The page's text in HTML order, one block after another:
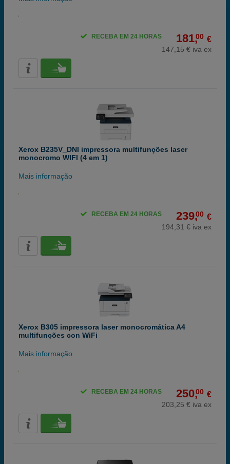
181,00 €
147,15 € iva ex
RECEBA EM 24 HORAS
Xerox B235V_DNI impressora multifunções laser
monocromo WIFI (4 em 1)
Mais informação
239,00 €
194,31 € iva ex
RECEBA EM 24 HORAS
Xerox B305 impressora laser monocromática A4
multifunções con WiFi
Mais informação
250,00 €
203,25 € iva ex
RECEBA EM 24 HORAS